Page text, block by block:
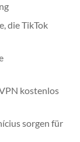
die TikTok
kostenlos
sorgen für